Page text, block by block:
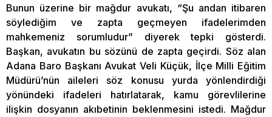
Bunun üzerine bir mağdur avukatı, “Şu andan itibaren
söylediğim ve zapta geçmeyen ifadelerimden
mahkemeniz sorumludur” diyerek tepki gösterdi.
Başkan, avukatın bu sözünü de zapta geçirdi. Söz alan
Adana Baro Başkanı Avukat Veli Küçük, İlçe Milli Eğitim
Müdürü’nün aileleri söz konusu yurda yönlendirdiği
yönündeki ifadeleri hatırlatarak, kamu görevlilerine
ilişkin dosyanın akıbetinin beklenmesini istedi. Mağdur